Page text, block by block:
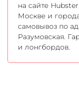
на сайте
Москве и
самовывоз по
Разумовская.
и лонгбордов.